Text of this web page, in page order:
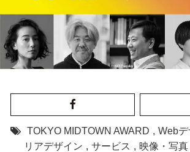
TOKYO MIDTOWN AWARD , Web
リアデザイン , サービス , 映像・写真